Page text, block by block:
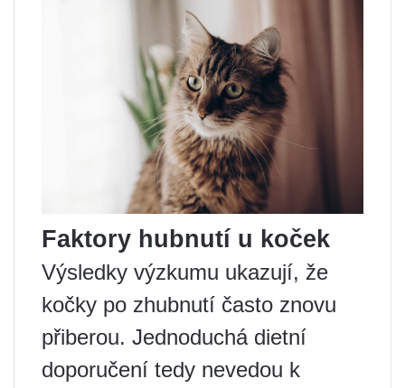
Faktory hubnutí u koček
Výsledky výzkumu ukazují, že
kočky po zhubnutí často znovu
přiberou. Jednoduchá dietní
doporučení tedy nevedou k